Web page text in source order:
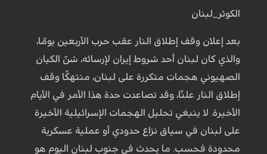
الكوثر_لبنان
بعد إعلان وقف إطلاق النار عقب حرب الأربعين يومًا،
والذي كان لبنان أحد شروط إيران لإرسائه، شنّ الكيان
الصهيوني هجمات متكررة على لبنان، منتهكًا وقف
إطلاق النار علنًا، وقد تصاعدت حدة هذا الأمر في الأيام
الأخيرة. لا ينبغي تحليل الهجمات الإسرائيلية الأخيرة
على لبنان في سياق نزاع حدودي أو عملية عسكرية
محدودة فحسب. ما يحدث في جنوب لبنان اليوم هو